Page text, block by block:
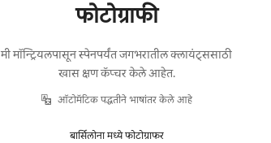
फोटोग्राफी
मी मॉन्ट्रियलपासून स्पेनपर्यंत जगभरातील क्लायंट्ससाठी
खास क्षण कॅप्चर केले आहेत.
ऑटोमॅटिक पद्धतीने भाषांतर केले आहे
बार्सिलोना मध्ये फोटोग्राफर